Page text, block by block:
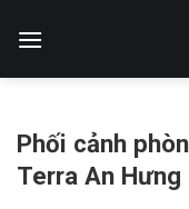
Phối cảnh
Terra An Hưng